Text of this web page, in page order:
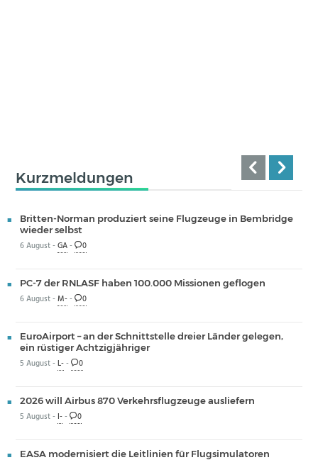
Kurzmeldungen
Britten-Norman produziert seine Flugzeuge in Bembridge
wieder selbst
6 August -GA- 0
PC-7 der RNLASF haben 100.000 Missionen geflogen
6 August -M-- 0
EuroAirport – an der Schnittstelle dreier Länder gelegen,
ein rüstiger Achtzigjähriger
5 August -L-- 0
2026 will Airbus 870 Verkehrsflugzeuge ausliefern
5 August - I-- 0
EASA modernisiert die Leitlinien für Flugsimulatoren